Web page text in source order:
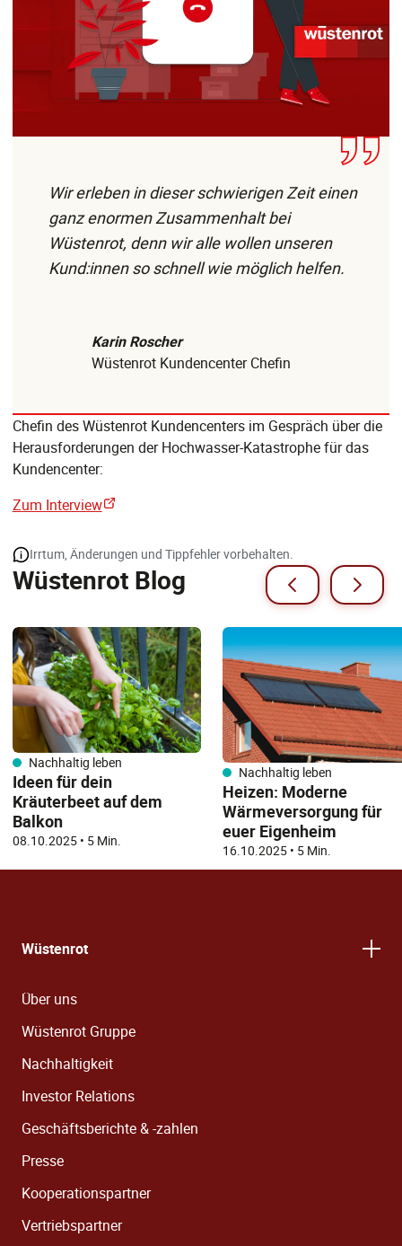
Wir erleben in dieser schwierigen Zeit einen
ganz enormen Zusammenhalt bei
Wüstenrot, denn wir alle wollen unseren
Kund:innen so schnell wie möglich helfen.
Karin Roscher
Wüstenrot Kundencenter Chefin
Chefin des Wüstenrot Kundencenters im Gespräch über die
Herausforderungen der Hochwasser-Katastrophe für das
Kundencenter:
Zum Interview
Irrtum, Änderungen und Tippfehler vorbehalten.
Wüstenrot Blog
Nachhaltig leben
Ideen für dein
Kräuterbeet auf dem
Balkon
08.10.2025• 5 Min.
Nachhaltig leben
Heizen: Moderne
Wärmeversorgung für
euer Eigenheim
16.10.2025 • 5 Min.
Wüstenrot
Über uns
Wüstenrot Gruppe
Nachhaltigkeit
Investor Relations
Geschäftsberichte & -zahlen
Presse
Kooperationspartner
Vertriebspartner